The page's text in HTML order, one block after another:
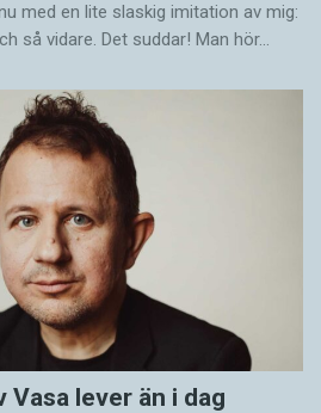
med en lite slaskig imitation av mig:
så vidare. Det suddar! Man hör…
lever än i dag